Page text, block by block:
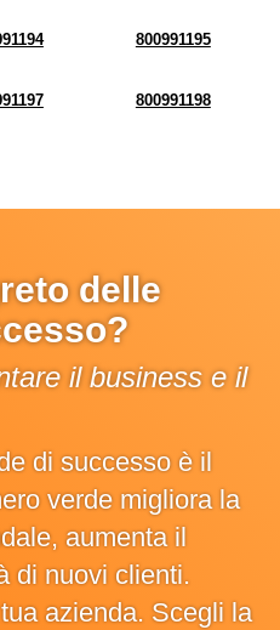
800991195
800991198
delle
il business e il
di successo è il
verde migliora la
aumenta il
di nuovi clienti.
azienda. Scegli la